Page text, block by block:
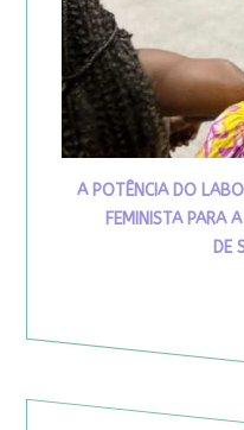
A POTÊNCIA DO
FEMINISTA PARA
DE